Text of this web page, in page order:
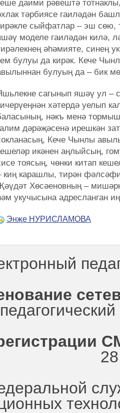
даими рәвештә
тәрбиясе гаиләдән
сыйфатлар – эш сөю,
моделе гаиләдән килә,
әһәмияте, синең
булуы да кирәк. Кече
булуың да – бик
сагынып яшәү ул –
хәтердә уелып
нәкъ менә
дәрәҗәсенә ирешкән
Кече Чынлы
икәнен аңлыйсың,
тоясың, чөнки китап
киң карашлы, тирән
Хөсәеновның –
укучысына адресланган
Энҗе НУРИСЛАМОВА